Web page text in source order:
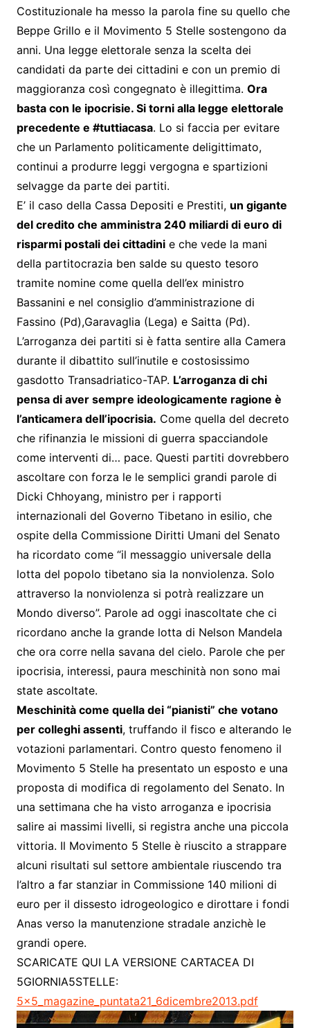
Costituzionale ha messo la parola fine su quello che
Beppe Grillo e il Movimento 5 Stelle sostengono da
anni. Una legge elettorale senza la scelta dei
candidati da parte dei cittadini e con un premio di
maggioranza così congegnato è illegittima. Ora
basta con le ipocrisie. Si torni alla legge elettorale
precedente e #tuttiacasa. Lo si faccia per evitare
che un Parlamento politicamente deligittimato,
continui a produrre leggi vergogna e spartizioni
selvagge da parte dei partiti.
E’ il caso della Cassa Depositi e Prestiti, un gigante
del credito che amministra 240 miliardi di euro di
risparmi postali dei cittadinie che vede la mani
della partitocrazia ben salde su questo tesoro
tramite nomine come quella dell’ex ministro
Bassanini e nel consiglio d’amministrazione di
Fassino (Pd),Garavaglia (Lega) e Saitta (Pd).
L’arroganza dei partiti si è fatta sentire alla Camera
durante il dibattito sull’inutile e costosissimo
gasdotto Transadriatico-TAP. L’arroganza di chi
pensa di aver sempre ideologicamente ragione è
l’anticamera dell’ipocrisia. Come quella del decreto
che rifinanzia le missioni di guerra spacciandole
come interventi di… pace. Questi partiti dovrebbero
ascoltare con forza le le semplici grandi parole di
Dicki Chhoyang, ministro per i rapporti
internazionali del Governo Tibetano in esilio, che
ospite della Commissione Diritti Umani del Senato
ha ricordato come “il messaggio universale della
lotta del popolo tibetano sia la nonviolenza. Solo
attraverso la nonviolenza si potrà realizzare un
Mondo diverso”. Parole ad oggi inascoltate che ci
ricordano anche la grande lotta di Nelson Mandela
che ora corre nella savana del cielo. Parole che per
ipocrisia, interessi, paura meschinità non sono mai
state ascoltate.
Meschinità come quella dei “pianisti” che votano
per colleghi assenti, truffando il fisco e alterando le
votazioni parlamentari. Contro questo fenomeno il
Movimento 5 Stelle ha presentato un esposto e una
proposta di modifica di regolamento del Senato. In
una settimana che ha visto arroganza e ipocrisia
salire ai massimi livelli, si registra anche una piccola
vittoria. Il Movimento 5 Stelle è riuscito a strappare
alcuni risultati sul settore ambientale riuscendo tra
l’altro a far stanziar in Commissione 140 milioni di
euro per il dissesto idrogeologico e dirottare i fondi
Anas verso la manutenzione stradale anzichè le
grandi opere.
SCARICATE QUI LA VERSIONE CARTACEA DI
5GIORNIA5STELLE:
5x5_magazine_puntata21_6dicembre2013.pdf